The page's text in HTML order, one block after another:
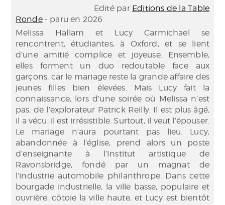
Edité par Editions de la Table
Ronde- paru en 2026
Melissa Hallam et Lucy Carmichael se
rencontrent, étudiantes, à Oxford, et se lient
d’une amitié complice et joyeuse. Ensemble,
elles forment un duo redoutable face aux
garçons, car le mariage reste la grande affaire des
jeunes filles bien élevées. Mais Lucy fait la
connaissance, lors d’une soirée où Melissa n’est
pas, de l’explorateur Patrick Reilly. Il est plus âgé,
il a vécu, il est irrésistible. Surtout, il veut l’épouser.
Le mariage n’aura pourtant pas lieu. Lucy,
abandonnée à l’église, prend alors un poste
d’enseignante à l’Institut artistique de
Ravonsbridge, fondé par un magnat de
l’industrie automobile philanthrope. Dans cette
bourgade industrielle, la ville basse, populaire et
ouvrière, côtoie la ville haute, et Lucy est bientôt